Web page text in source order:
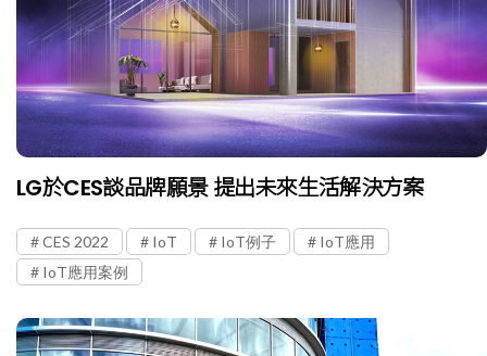
LG於CES談品牌願景 提出未來生活解決方案
CES 2022 IoT IoT例子
IoT應用
IoT應用案例